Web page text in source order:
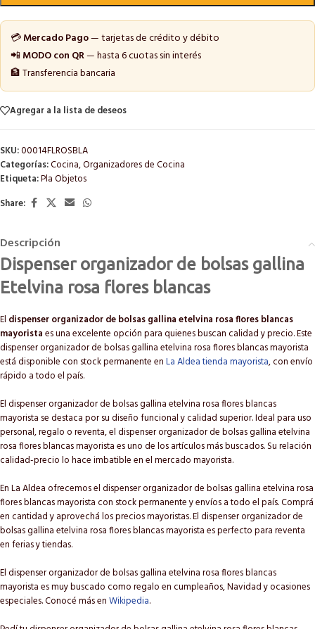
💳Mercado Pago— tarjetas de crédito y débito
📲MODO con QR— hasta 6 cuotas sin interés
🏦 Transferencia bancaria
Agregar a la lista de deseos
SKU:00014FLROSBLA
Categorías:Cocina,Organizadores de Cocina
Etiqueta:Pla Objetos
Share:
Descripción
Dispenser organizador de bolsas gallina
Etelvina rosa flores blancas
El dispenser organizador de bolsas gallina etelvina rosa flores blancas
mayoristaes una excelente opción para quienes buscan calidad y precio. Este
dispenser organizador de bolsas gallina etelvina rosa flores blancas mayorista
está disponible con stock permanente enLa Aldea tienda mayorista, con envío
rápido a todo el país.
El dispenser organizador de bolsas gallina etelvina rosa flores blancas
mayorista se destaca por su diseño funcional y calidad superior. Ideal para uso
personal, regalo o reventa, el dispenser organizador de bolsas gallina etelvina
rosa flores blancas mayorista es uno de los artículos más buscados. Su relación
calidad-precio lo hace imbatible en el mercado mayorista.
En La Aldea ofrecemos el dispenser organizador de bolsas gallina etelvina rosa
flores blancas mayorista con stock permanente y envíos a todo el país. Comprá
en cantidad y aprovechá los precios mayoristas. El dispenser organizador de
bolsas gallina etelvina rosa flores blancas mayorista es perfecto para reventa
en ferias y tiendas.
El dispenser organizador de bolsas gallina etelvina rosa flores blancas
mayorista es muy buscado como regalo en cumpleaños, Navidad y ocasiones
especiales. Conocé más enWikipedia.